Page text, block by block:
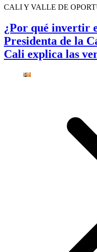
CALI Y VALLE DE
¿Por qué invertir
Presidenta de la
Cali explica las